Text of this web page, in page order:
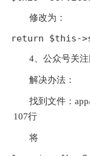
修改为：
4、公众号关
解决办法：
找到文件：
107行
将